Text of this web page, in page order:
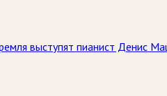
выступят пианист Денис